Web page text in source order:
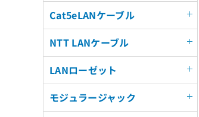
Cat5eLANケーブル
NTT LANケーブル
LANローゼット
モジュラージャック